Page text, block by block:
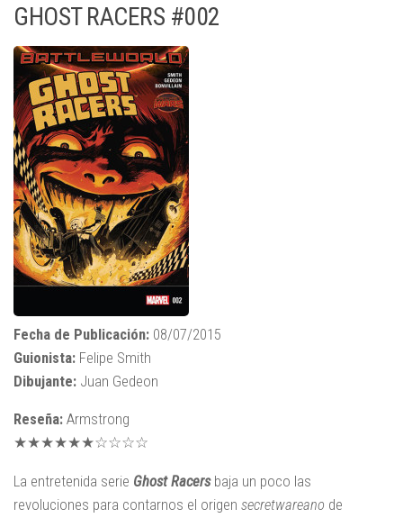
GHOST RACERS #002
Fecha de Publicación: 08/07/2015
Guionista: Felipe Smith
Dibujante: Juan Gedeon
Reseña: Armstrong
★★★★★★☆☆☆☆
La entretenida serie Ghost Racersbaja un poco las
revoluciones para contarnos el origen secretwareano de